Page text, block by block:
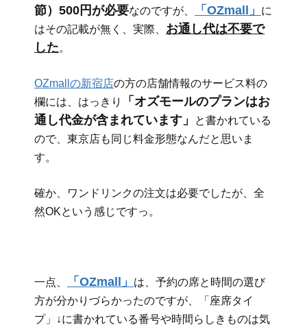
節）500円が必要なのですが、 「OZmall」
に
はその記載が無く、実際、 お通し代は不要で
した。
OZmallの新宿店の方の店舗情報のサービス料の
欄には、はっきり
「オズモールのプランはお
通し代金が含まれています」
と書かれている
ので、東京店も同じ料金形態なんだと思いま
す。
確か、ワンドリンクの注文は必要でしたが、全
然OKという感じですっ。
一点、 「OZmall」
は、予約の席と時間の選び
方が分かりづらかったのですが、「座席タイ
プ」↓に書かれている番号や時間らしきものは気